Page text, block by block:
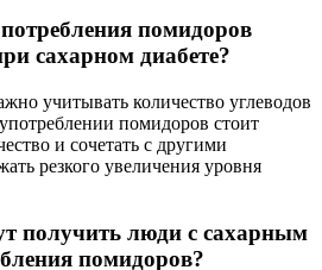
помидоров
сахарном диабете?
учитывать количество углеводов
помидоров стоит
и сочетать с другими
резкого увеличения уровня
получить люди с сахарным
помидоров?